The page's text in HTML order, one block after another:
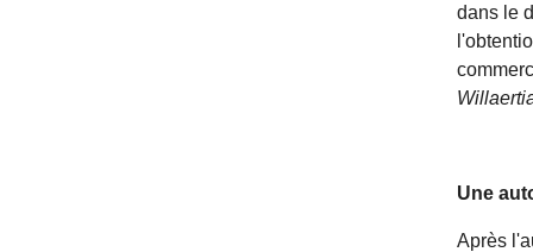
dans le
Une
Après